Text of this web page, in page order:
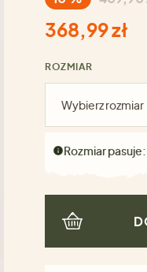
368,99 zł
ROZMIAR
Wybierz rozmiar
Rozmiar pasuje: